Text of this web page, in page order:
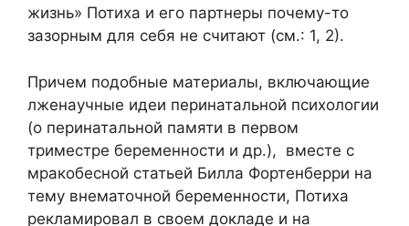
жизнь» Потиха и его партнеры почему-то
зазорным для себя не считают (см.: 1, 2).
Причем подобные материалы, включающие
лженаучные идеи перинатальной психологии
(о перинатальной памяти в первом
триместре беременности и др.), вместе с
мракобесной статьей Билла Фортенберри на
тему внематочной беременности, Потиха
рекламировал в своем докладе и на